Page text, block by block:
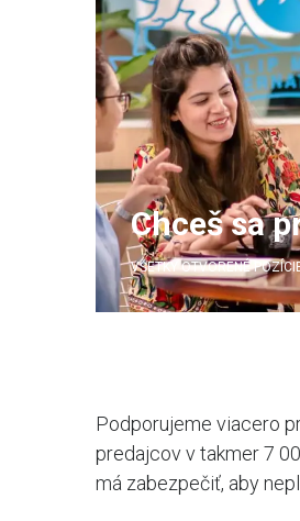
Chceš sa
VŠETKY OTVORENÉ
Podporujeme viacero
predajcov v takmer 7
má zabezpečiť, aby